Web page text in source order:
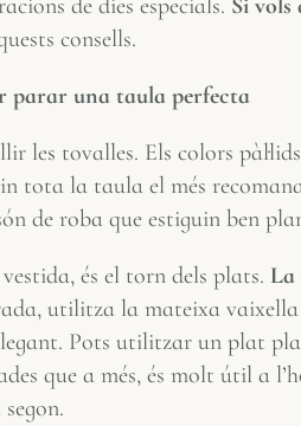
de dies especials. Si vols
consells.
parar una taula perfecta
les tovalles. Els colors
tota la taula el més
de roba que estiguin ben
és el torn dels plats. La
utilitza la mateixa vaixella
Pots utilitzar un plat
que a més, és molt útil a